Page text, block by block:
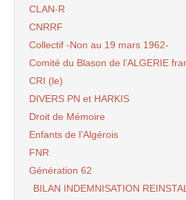
CLAN-R
CNRRF
Collectif -Non au 19 mars 1962-
Comité du Blason de l’ALGERIE
CRI (le)
DIVERS PN et HARKIS
Droit de Mémoire
Enfants de l’Algérois
FNR
Génération 62
BILAN INDEMNISATION